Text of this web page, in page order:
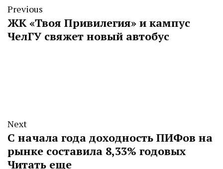
Previous
ЖК «Твоя Привилегия» и кампус
ЧелГУ свяжет новый автобус
Next
С начала года доходность ПИФов на
рынке составила 8,33% годовых
Читать еще